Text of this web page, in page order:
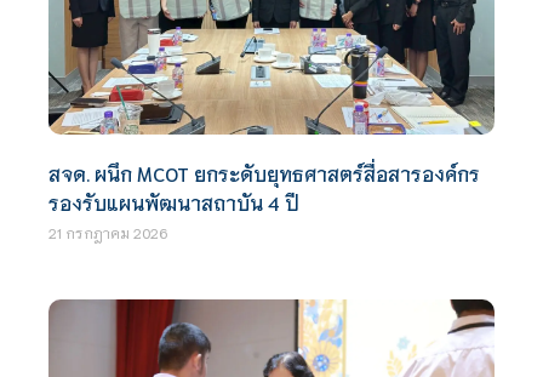
สจด. ผนึก MCOT ยกระดับยุทธศาสตร์สื่อสารองค์กร
รองรับแผนพัฒนาสถาบัน 4 ปี
21 กรกฎาคม 2026